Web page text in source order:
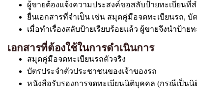
ผู้ขายต้องแจ้งความประสงค์ขอสลับป้ายทะเบียน
ยื่นเอกสารที่จำเป็น เช่น สมุดคู่มือจดทะเบียนรถ, บั
เมื่อทำเรื่องสลับป้ายเรียบร้อยแล้ว ผู้ขายจึงนำป้า
เอกสารที่ต้องใช้ในการดำเนินการ
สมุดคู่มือจดทะเบียนรถตัวจริง
บัตรประจำตัวประชาชนของเจ้าของรถ
หนังสือรับรองการจดทะเบียนนิติบุคคล (กรณีเป็น